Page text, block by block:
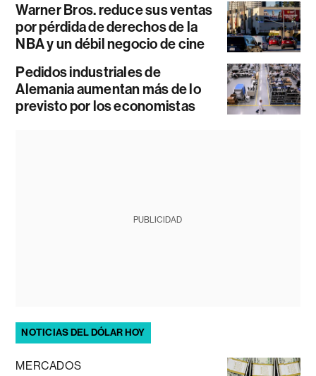
Warner Bros. reduce sus ventas
por pérdida de derechos de la
NBA y un débil negocio de cine
Pedidos industriales de
Alemania aumentan más de lo
previsto por los economistas
PUBLICIDAD
NOTICIAS DEL DÓLAR HOY
MERCADOS